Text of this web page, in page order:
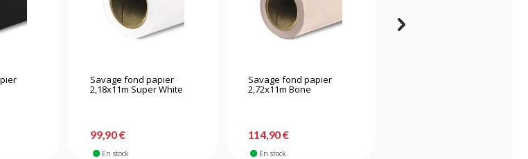
Savage fond papier
2,18x11m Super White
99,90 €
En stock
Savage fond papier
2,72x11m Bone
114,90 €
En stock